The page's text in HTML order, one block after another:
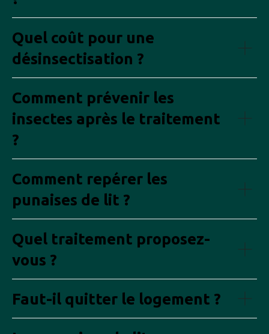
Quel coût pour une
désinsectisation ?
Comment prévenir les
insectes après le traitement
?
Comment repérer les
punaises de lit ?
Quel traitement proposez-
vous ?
Faut-il quitter le logement ?